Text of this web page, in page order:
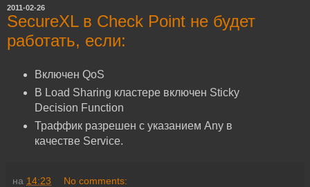
2011-02-26
SecureXL в Check Point не будет
работать, если:
Включен QoS
В Load Sharing кластере включен Sticky
Decision Function
Траффик разрешен с указанием Any в
качестве Service.
на 14:23 No comments: